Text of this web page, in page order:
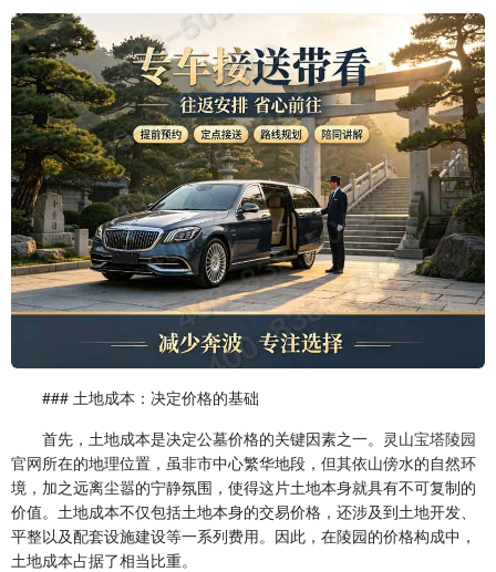
### 土地成本：决定价格的基础
首先，土地成本是决定公墓价格的关键因素之一。 灵山宝塔陵园
官网所在的地理位置，虽非市中心繁华地段，但其依山傍水的自然环
境，加之远离尘嚣的宁静氛围，使得这片土地本身就具有不可复制的
价值。土地成本不仅包括土地本身的交易价格，还涉及到土地开发、
平整以及配套设施建设等一系列费用。因此，在陵园的价格构成中，
土地成本占据了相当比重。